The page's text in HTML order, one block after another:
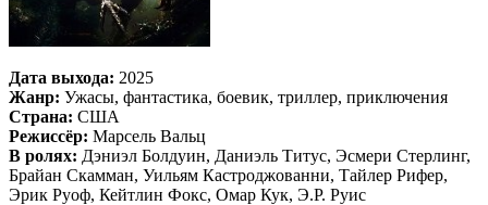
Дата выхода: 2025
Жанр: Ужасы, фантастика, боевик, триллер, приключения
Страна: США
Режиссёр: Марсель Вальц
В ролях: Дэниэл Болдуин, Даниэль Титус, Эсмери Стерлинг,
Брайан Скамман, Уильям Кастроджованни, Тайлер Рифер,
Эрик Руоф, Кейтлин Фокс, Омар Кук, Э.Р. Руис